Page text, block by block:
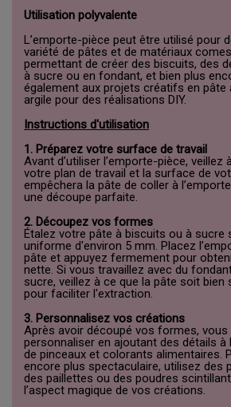
Utilisation polyvalente
L’emporte-pièce peut être utilisé pour
variété de pâtes et de matériaux
permettant de créer des biscuits, des
à sucre ou en fondant, et bien plus
également aux projets créatifs en pâte
argile pour des réalisations DIY.
Instructions d'utilisation
1. Préparez votre surface de travail
Avant d’utiliser l’emporte-pièce, veillez
votre plan de travail et la surface de
empêchera la pâte de coller à
une découpe parfaite.
2. Découpez vos formes
Étalez votre pâte à biscuits ou à sucre
uniforme d'environ 5 mm. Placez
pâte et appuyez fermement pour
nette. Si vous travaillez avec du
sucre, veillez à ce que la pâte soit bien
pour faciliter l'extraction.
3. Personnalisez vos créations
Après avoir découpé vos formes, vous
personnaliser en ajoutant des détails à
de pinceaux et colorants alimentaires.
encore plus spectaculaire, utilisez des
des paillettes ou des poudres
l’aspect magique de vos créations.